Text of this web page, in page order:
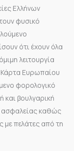
Ελλήνων
φυσικό
ότι έχουν όλα
λειτουργία
Κάρτα Ευρωπαίου
φορολογικό
και βουλγαρική
ασφαλείας καθώς
με πελάτες από τη